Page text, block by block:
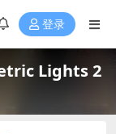
登录
Lights 2